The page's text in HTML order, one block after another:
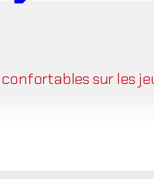
sur les